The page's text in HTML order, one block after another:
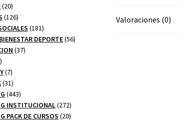
Valoraciones (0)
2020
productos
126126
productos
181181
productos
DEPORTE 5656
3737
20
productos
77
productos
3131
productos
443443
productos
INSTITUCIONAL 272272
productos
PACK DE CURSOS 2020